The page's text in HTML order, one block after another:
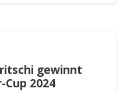
gewinnt
2024